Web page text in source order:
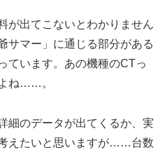
が出てこないとわかりません
サマー」に通じる部分がある
ています。あの機種のCTっ
ね……。
細のデータが出てくるか、実
えたいと思いますが……台数